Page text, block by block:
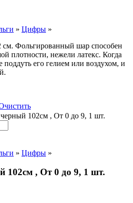
» Цифры »
см. Фольгированный шар способен
плотности, нежели латекс. Когда
его гелием или воздухом, и
102см , От 0 до 9, 1 шт.
» Цифры »
, От 0 до 9, 1 шт.